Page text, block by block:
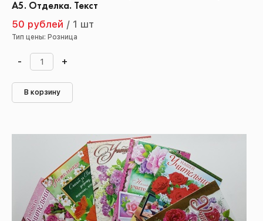
А5. Отделка. Текст
50 рублей / 1 шт
Тип цены: Розница
- +
В корзину